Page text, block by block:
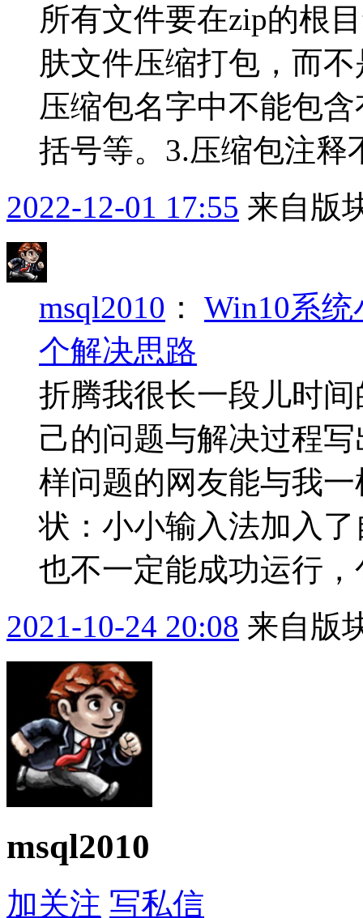
所有文件要在zip的根
肤文件压缩打包，而
压缩包名字中不能包
括号等。3.压缩包注
2022-12-01 17:55 来自版
msql2010 ： Win10系
个解决思路
折腾我很长一段儿时
己的问题与解决过程
样问题的网友能与我
状：小小输入法加入
也不一定能成功运行
2021-10-24 20:08 来自版
msql2010
加关注 写私信